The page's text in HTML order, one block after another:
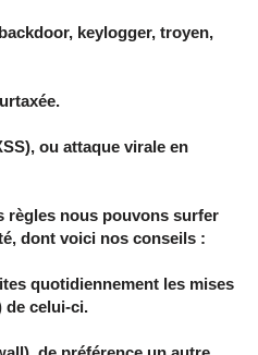
keylogger, troyen,
ou attaque virale en
règles nous pouvons surfer
dont voici nos conseils :
quotidiennement les mises
de celui-ci.